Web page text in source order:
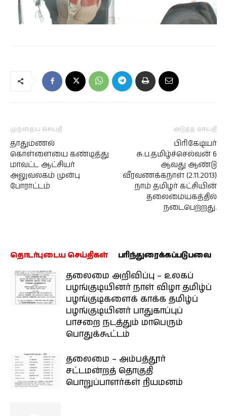
முந்தைய செய்தி
தாதுமணல்
கொள்ளையை கண்டித்து
மாவட்ட ஆட்சியர்
அலுவலகம் முன்பு
போராட்டம்
அடுத்த செய்தி
பிரிகேடியர்
சு.ப.தமிழ்ச்செல்வன் 6
ஆவது ஆண்டு
வீரவணக்கநாள் (2.11.2013)
நாம் தமிழர் கட்சியின்
தலைமையகத்தில்
நடைபெற்றது.
தொடர்புடைய செய்திகள் பரிந்துரைக்கப்படுபவை
தலைமை அறிவிப்பு – உலகப்
பழங்குடியினர் நாள் விழா தமிழ்ப்
பழங்குடிகளைக் காக்க தமிழ்ப்
பழங்குடியினர் பாதுகாப்புப்
பாசறை நடத்தும் மாபெரும்
பொதுக்கூட்டம்
தலைமை – அம்பத்தூர்
சட்டமன்றத் தொகுதி
பொறுப்பாளர்கள் நியமனம்